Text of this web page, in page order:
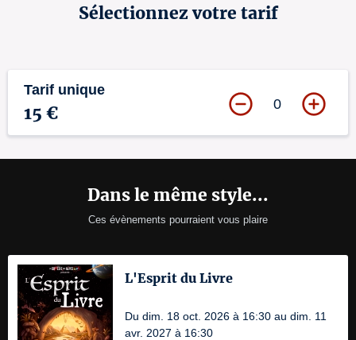
Sélectionnez votre tarif
Tarif unique
15 € 0
Dans le même style...
Ces évènements pourraient vous plaire
L'Esprit du Livre
Du dim. 18 oct. 2026 à 16:30 au dim. 11
avr. 2027 à 16:30